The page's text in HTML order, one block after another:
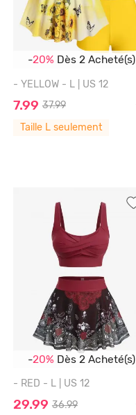
-20% Dès 2 Acheté(s)
- YELLOW - L | US 12
7.99 37.99
Taille L seulement
-20% Dès 2 Acheté(s)
- RED - L | US 12
29.99 36.99